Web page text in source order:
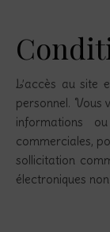
L’accès au site
personnel. Vous
informations
commerciales,
sollicitation
électroniques